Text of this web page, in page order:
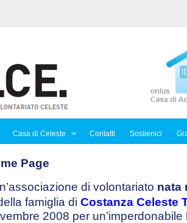
Casa di Celeste Contatti Sostienici
Page
di volontariato nata
famiglia di Costanza Celeste
2008 per